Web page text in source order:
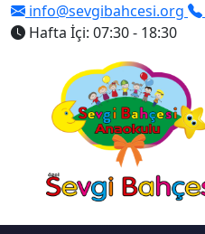
info@sevgibahcesi.org
Hafta İçi: 07:30 - 18:30